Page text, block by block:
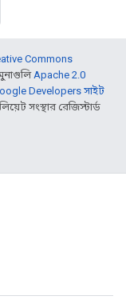
Commons
Apache 2.0
Developers সাইট
সংস্থার রেজিস্টার্ড